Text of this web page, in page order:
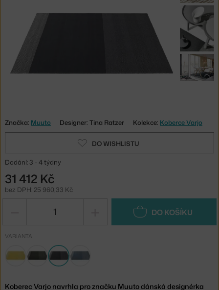
Značka: Muuto Designer: Tina Ratzer Kolekce: Koberce Varjo
DO WISHLISTU
Dodání: 3 - 4 týdny
31 412 Kč
bez DPH: 25 960,33 Kč
DO KOŠÍKU
VARIANTA
Koberec Varjo navrhla pro značku Muuto dánská designérka